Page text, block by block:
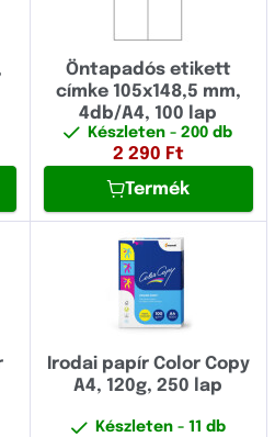
Öntapadós etikett
címke 105x148,5 mm,
4db/A4, 100 lap
Készleten- 200 db
2 290 Ft
Termék
Irodai papír Color Copy
A4, 120g, 250 lap
Készleten - 11 db